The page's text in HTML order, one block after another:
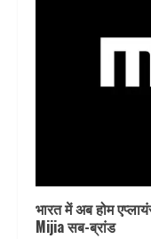
भारत में अब होम
Mijia सब-ब्रांड